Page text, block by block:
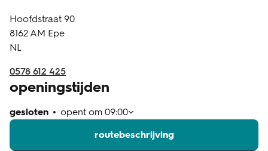
klantenservice
Hoofdstraat 90
8162 AM Epe
NL
0578 612 425
openingstijden
gesloten opent om 09:00
routebeschrijving